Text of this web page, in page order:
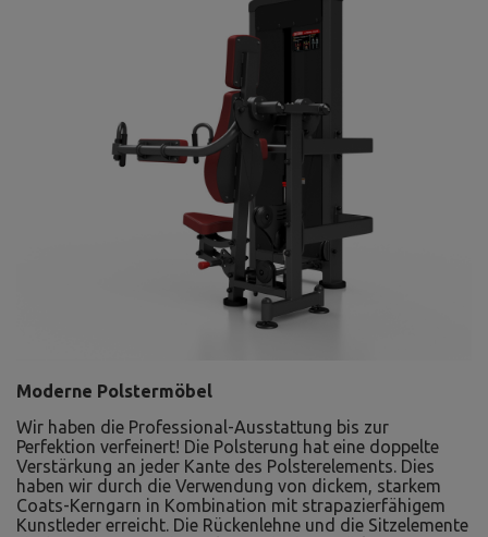
Moderne Polstermöbel
Wir haben die Professional-Ausstattung bis zur
Perfektion verfeinert! Die Polsterung hat eine doppelte
Verstärkung an jeder Kante des Polsterelements. Dies
haben wir durch die Verwendung von dickem, starkem
Coats-Kerngarn in Kombination mit strapazierfähigem
Kunstleder erreicht. Die Rückenlehne und die Sitzelemente